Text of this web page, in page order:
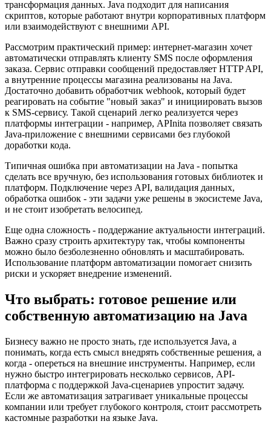
трансформация данных. Java подходит для написания
скриптов, которые работают внутри корпоративных платформ
или взаимодействуют с внешними API.
Рассмотрим практический пример: интернет-магазин хочет
автоматически отправлять клиенту SMS после оформления
заказа. Сервис отправки сообщений предоставляет HTTP API,
а внутренние процессы магазина реализованы на Java.
Достаточно добавить обработчик webhook, который будет
реагировать на событие "новый заказ" и инициировать вызов
к SMS-сервису. Такой сценарий легко реализуется через
платформы интеграции - например, APInita позволяет связать
Java-приложение с внешними сервисами без глубокой
доработки кода.
Типичная ошибка при автоматизации на Java - попытка
сделать все вручную, без использования готовых библиотек и
платформ. Подключение через API, валидация данных,
обработка ошибок - эти задачи уже решены в экосистеме Java,
и не стоит изобретать велосипед.
Еще одна сложность - поддержание актуальности интеграций.
Важно сразу строить архитектуру так, чтобы компоненты
можно было безболезненно обновлять и масштабировать.
Использование платформ автоматизации помогает снизить
риски и ускоряет внедрение изменений.
Что выбрать: готовое решение или
собственную автоматизацию на Java
Бизнесу важно не просто знать, где используется Java, а
понимать, когда есть смысл внедрять собственные решения, а
когда - опереться на внешние инструменты. Например, если
нужно быстро интегрировать несколько сервисов, API-
платформа с поддержкой Java-сценариев упростит задачу.
Если же автоматизация затрагивает уникальные процессы
компании или требует глубокого контроля, стоит рассмотреть
кастомные разработки на языке Java.